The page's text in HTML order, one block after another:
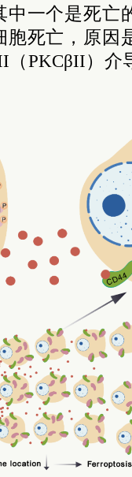
一个是死亡
死亡，原因
（PKCβII）介